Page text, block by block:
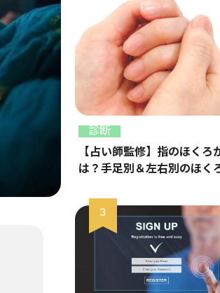
診断
【占い師監修】指のほくろ
は？手足別＆左右別のほく